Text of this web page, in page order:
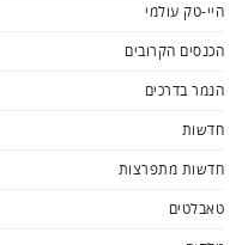
היי-טק עולמי
הכנסים הקרובים
הנמר בדרכים
חדשות
חדשות מתפרצות
טאבלטים